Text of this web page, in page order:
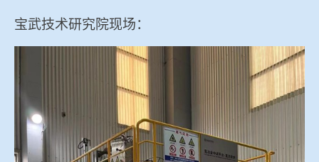
宝武技术研究院现场：